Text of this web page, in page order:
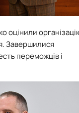
оцінили
Завершилися
переможців і